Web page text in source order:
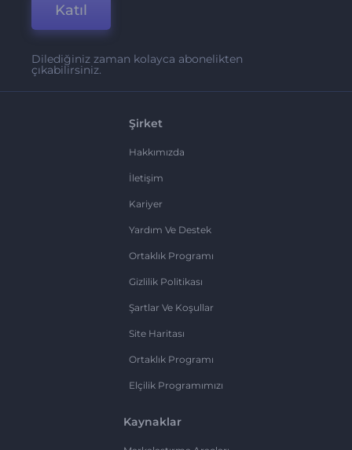
Katıl
Dilediğiniz zaman kolayca abonelikten
çıkabilirsiniz.
Şirket
Hakkımızda
İletişim
Kariyer
Yardım Ve Destek
Ortaklık Programı
Gizlilik Politikası
Şartlar Ve Koşullar
Site Haritası
Ortaklık Programı
Elçilik Programımızı
Kaynaklar